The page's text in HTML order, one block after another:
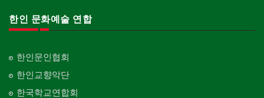
한인 문화예술 연합
한인문인협회
한인교향악단
한국학교연합회